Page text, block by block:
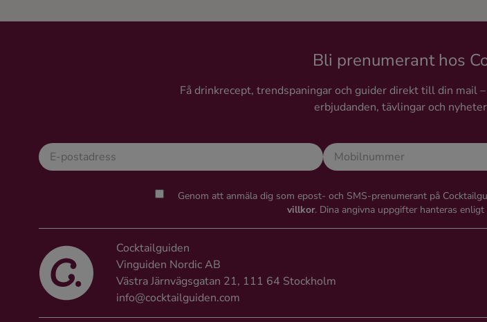
egen Dry Gin och toppar upp
”Bäst i Test” utmärkelser,
favorit. Begränsad upplaga som
Bli prenumerant hos
Få drinkrecept, trendspaningar och guider direkt till din mail
erbjudanden, tävlingar och
Genom att anmäla dig som epost- och SMS-prenumerant på
villkor. Dina angivna uppgifter hanteras enligt
Cocktailguiden
Vinguiden Nordic AB
Västra Järnvägsgatan 21, 111 64 Stockholm
info@cocktailguiden.com